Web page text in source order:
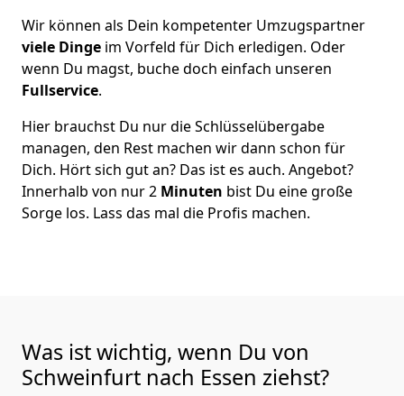
Wir können als Dein kompetenter Umzugspartner
viele Dinge im Vorfeld für Dich erledigen. Oder
wenn Du magst, buche doch einfach unseren
Fullservice.
Hier brauchst Du nur die Schlüsselübergabe
managen, den Rest machen wir dann schon für
Dich. Hört sich gut an? Das ist es auch. Angebot?
Innerhalb von nur 2 Minuten bist Du eine große
Sorge los. Lass das mal die Profis machen.
Was ist wichtig, wenn Du von
Schweinfurt nach Essen ziehst?